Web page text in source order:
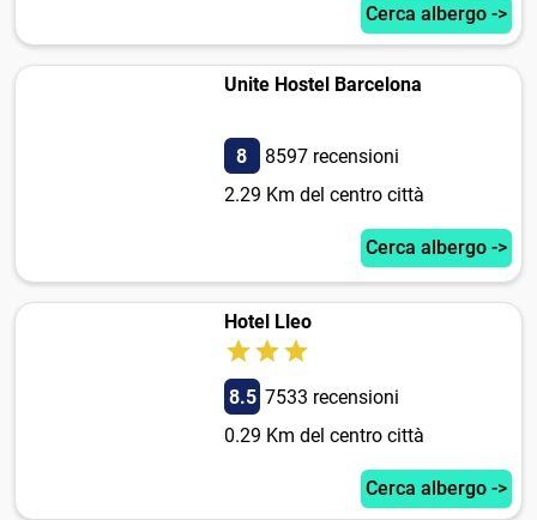
Cerca albergo ->
Unite Hostel Barcelona
8
8597 recensioni
2.29 Km del centro città
Cerca albergo ->
Hotel Lleo
8.5 7533 recensioni
0.29 Km del centro città
Cerca albergo ->